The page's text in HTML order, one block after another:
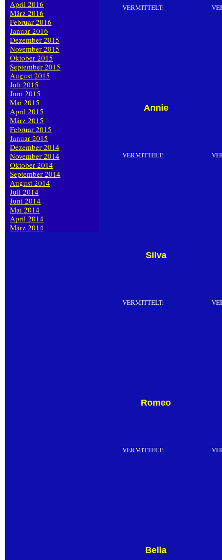
VERMITTELT:
Annie
VERMITTELT:
Silva
VERMITTELT:
Romeo
VERMITTELT:
Bella
April 2016
März 2016
Februar 2016
Januar 2016
Dezember 2015
November 2015
Oktober 2015
September 2015
August 2015
Juli 2015
Juni 2015
Mai 2015
April 2015
März 2015
Februar 2015
Januar 2015
Dezember 2014
November 2014
Oktober 2014
September 2014
August 2014
Juli 2014
Juni 2014
Mai 2014
April 2014
März 2014